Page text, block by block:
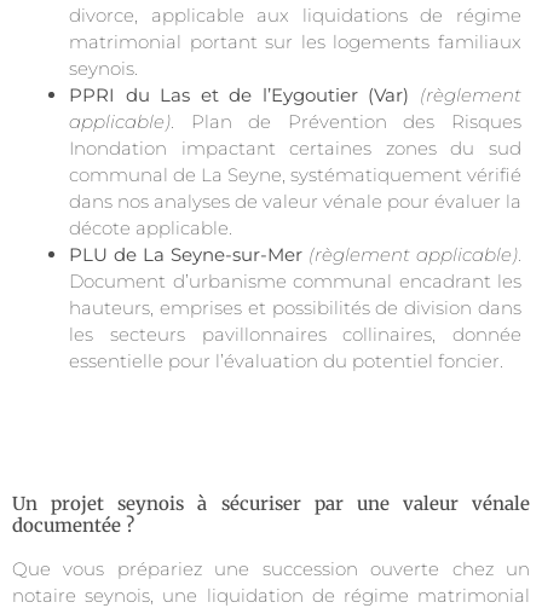
divorce, applicable aux liquidations de régime
matrimonial portant sur les logements familiaux
seynois.
PPRI du Las et de l’Eygoutier (Var) (règlement
applicable). Plan de Prévention des Risques
Inondation impactant certaines zones du sud
communal de La Seyne, systématiquement vérifié
dans nos analyses de valeur vénale pour évaluer la
décote applicable.
PLU de La Seyne-sur-Mer (règlement applicable).
Document d’urbanisme communal encadrant les
hauteurs, emprises et possibilités de division dans
les secteurs pavillonnaires collinaires, donnée
essentielle pour l’évaluation du potentiel foncier.
Un projet seynois à sécuriser par une valeur vénale
documentée ?
Que vous prépariez une succession ouverte chez un
notaire seynois, une liquidation de régime matrimonial